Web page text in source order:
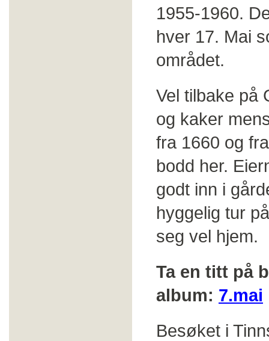
1955-1960.
hver 17. Mai
området.
Vel tilbake på
og kaker
fra 1660 og
bodd her.
godt inn i
hyggelig tur
seg vel hjem.
Ta en titt på
album: 7.mai
Besøket i